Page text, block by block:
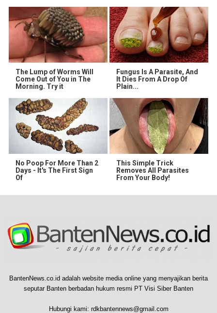
The Lump of Worms Will
Come Out of You in The
Morning. Try it
Fungus Is A Parasite, And
It Dies From A Drop Of
Plain...
No Poop For More Than 2
Days - It's The First Sign
Of
This Simple Trick
Removes All Parasites
From Your Body!
BantenNews.co.id adalah website media online yang menyajikan berita
seputar Banten berbadan hukum resmi PT Visi Siber Banten
Hubungi kami: rdkbantennews@gmail.com